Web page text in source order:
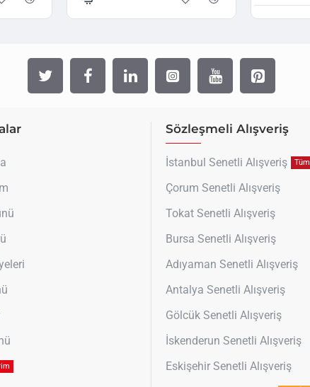
Sözleşmeli Alışveriş
İstanbul Senetli Alışveriş
Çorum Senetli Alışveriş
Tokat Senetli Alışveriş
Bursa Senetli Alışveriş
Adıyaman Senetli Alışveriş
Antalya Senetli Alışveriş
Gölcük Senetli Alışveriş
İskenderun Senetli Alışveriş
Eskişehir Senetli Alışveriş